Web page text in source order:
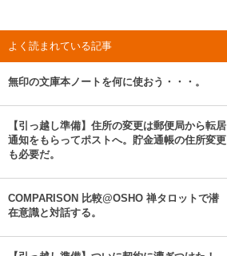
よく読まれている記事
無印の文庫本ノートを何に使おう・・・。
【引っ越し準備】住所の変更は郵便局から転居
通知をもらってポストへ。貯金通帳の住所変更
も必要だ。
COMPARISON 比較@OSHO 禅タロットで潜
在意識と対話する。